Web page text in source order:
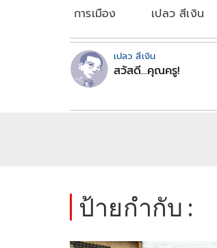
การเมือง เปลว สีเงิน
เปลว สีเงิน
สวัสดี...คุณครู!
ป้ายกำกับ :